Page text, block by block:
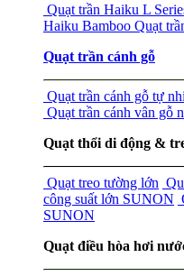
Quạt trần Haiku L
Haiku Bamboo Quạt
Quạt trần cánh gỗ
Quạt trần cánh gỗ tự
Quạt trần cánh vân gỗ
Quạt thổi di động &
Quạt treo tường lớn
công suất lớn SUNON
SUNON
Quạt điều hòa hơi